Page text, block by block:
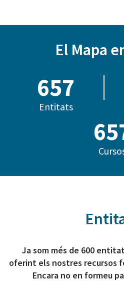
El Mapa
685
Entitats
Ja som més de 600
oferint els nostres recursos
Encara no en formeu